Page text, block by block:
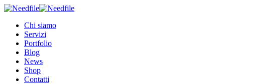
Chi siamo
Servizi
Portfolio
Blog
News
Shop
Contatti